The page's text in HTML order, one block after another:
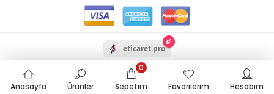
Anasayfa Ürünler Sepetim
0
Favorilerim
Hesabım
eticaret.pro